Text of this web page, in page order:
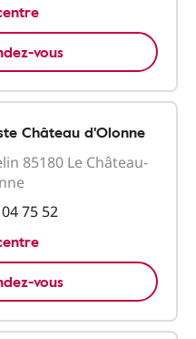
vous
Château d'Olonne
85180 Le Château-
75 52
vous